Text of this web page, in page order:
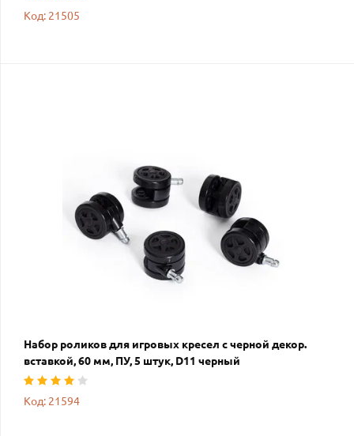
Код: 21505
Набор роликов для игровых кресел с черной декор.
вставкой, 60 мм, ПУ, 5 штук, D11 черный
Код: 21594